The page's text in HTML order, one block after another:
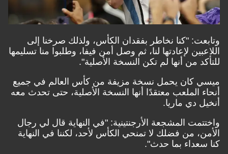
"كنا نخاطر بفقدان الكأس، ولذلك صرخنا إلى
لإعادتها لنا، ثم وصل أمن فيفا، وطلبوا منا تسليمها
من أنها لم تكن النسخة الأصلية".
كان يحمل نسخة مزيفة من كأس العالم في جميع
الملعب معتقدًا أنها النسخة الأصلية، حتى تحدث معه
دي ماريا.
المشجعة الأرجنتينية: "في النهاية قال لي رجال
من فضلك لا تمنحي الكأس لأحد، لكننا في النهاية
بما حدث".